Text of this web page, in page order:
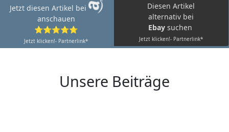
Jetzt diesen Artikel bei
anschauen
⭐⭐⭐⭐⭐
Jetzt klicken!- Partnerlink*
Diesen Artikel
alternativ bei
Ebay suchen
Jetzt klicken!- Partnerlink*
Unsere Beiträge